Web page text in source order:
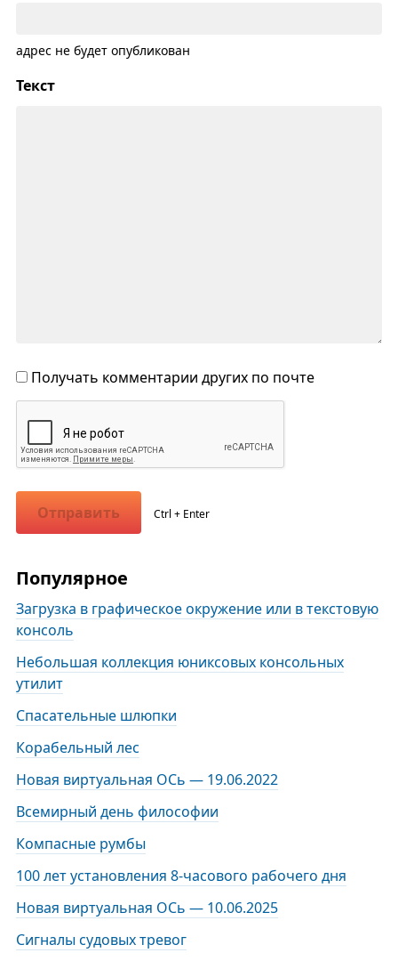
адрес не будет опубликован
Текст
Получать комментарии других по почте
Отправить Ctrl + Enter
Популярное
Загрузка в графическое окружение или в текстовую
консоль
Небольшая коллекция юниксовых консольных
утилит
Спасательные шлюпки
Корабельный лес
Новая виртуальная ОСь — 19.06.2022
Всемирный день философии
Компасные румбы
100 лет установления 8-часового рабочего дня
Новая виртуальная ОСь — 10.06.2025
Сигналы судовых тревог